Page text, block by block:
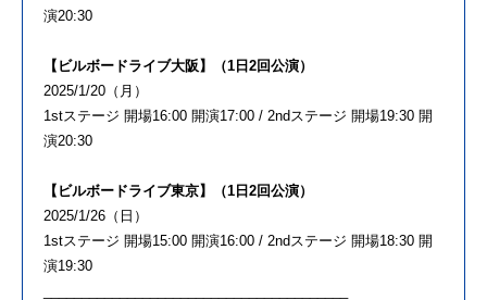
演20:30
【ビルボードライブ大阪】（1日2回公演）
2025/1/20（月）
1stステージ 開場16:00 開演17:00 / 2ndステージ 開場19:30 開
演20:30
【ビルボードライブ東京】（1日2回公演）
2025/1/26（日）
1stステージ 開場15:00 開演16:00 / 2ndステージ 開場18:30 開
演19:30